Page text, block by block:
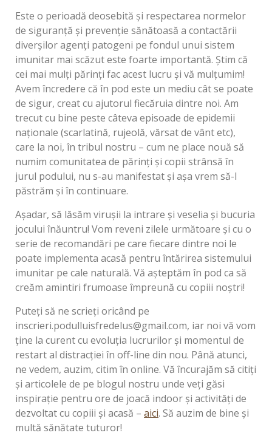
Este o perioadă deosebită și respectarea normelor
de siguranță și prevenție sănătoasă a contactării
diverșilor agenți patogeni pe fondul unui sistem
imunitar mai scăzut este foarte importantă. Știm că
cei mai mulți părinți fac acest lucru și vă mulțumim!
Avem încredere că în pod este un mediu cât se poate
de sigur, creat cu ajutorul fiecăruia dintre noi. Am
trecut cu bine peste câteva episoade de epidemii
naționale (scarlatină, rujeolă, vărsat de vânt etc),
care la noi, în tribul nostru – cum ne place nouă să
numim comunitatea de părinți și copii strânsă în
jurul podului, nu s-au manifestat și așa vrem să-l
păstrăm și în continuare.
Așadar, să lăsăm virușii la intrare și veselia și bucuria
jocului înăuntru! Vom reveni zilele următoare și cu o
serie de recomandări pe care fiecare dintre noi le
poate implementa acasă pentru întărirea sistemului
imunitar pe cale naturală. Vă așteptăm în pod ca să
creăm amintiri frumoase împreună cu copiii noștri!
Puteți să ne scrieți oricând pe
inscrieri.podulluisfredelus@gmail.com, iar noi vă vom
ține la curent cu evoluția lucrurilor și momentul de
restart al distracției în off-line din nou. Până atunci,
ne vedem, auzim, citim în online. Vă încurajăm să citiți
și articolele de pe blogul nostru unde veți găsi
inspirație pentru ore de joacă indoor și activități de
dezvoltat cu copiii și acasă – aici. Să auzim de bine și
multă sănătate tuturor!